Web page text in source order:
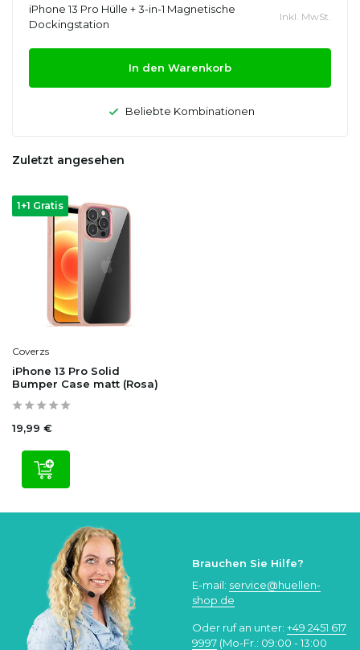
iPhone 13 Pro Hülle + 3-in-1 Magnetische
Dockingstation
Inkl. MwSt.
In den Warenkorb
Beliebte Kombinationen
Zuletzt angesehen
1+1 Gratis
Coverzs
iPhone 13 Pro Solid
Bumper Case matt (Rosa)
19,99 €
Brauchen Sie Hilfe?
E-mail: service@huellen-
shop.de
Oder ruf an unter: +49 2451 617
9997 (Mo-Fr.: 09:00 - 13:00